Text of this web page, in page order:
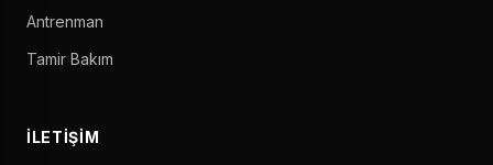
Antrenman
Tamir Bakım
İLETIŞIM